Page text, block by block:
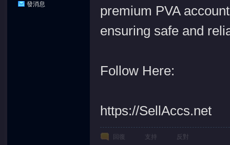
發消息
premium PVA
ensuring safe and
Follow Here:
https://SellAccs.net
回復 支持 反對